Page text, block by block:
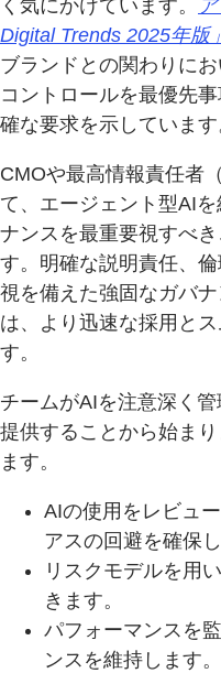
く気にかけています。
Digital Trends 2025年版」
ブランドとの関わりに
コントロールを最優先
確な要求を示しています
CMOや最高情報責任者
て、エージェント型AI
ナンスを最重要視すべ
す。明確な説明責任、
視を備えた強固なガバ
は、より迅速な採用と
す。
チームがAIを注意深く
提供することから始ま
ます。
AIの使用をレビュ
アスの回避を確保し
リスクモデルを用
きます。
パフォーマンスを
ンスを維持します。